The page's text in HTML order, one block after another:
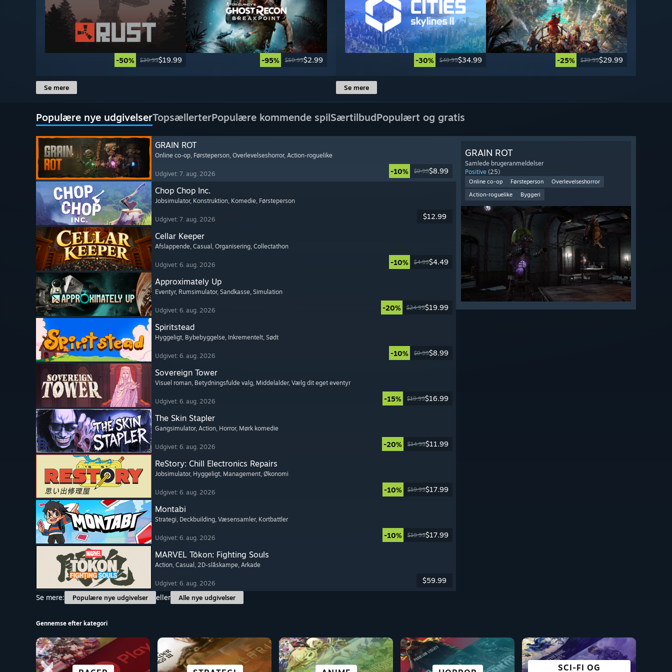
-50% $39.99$19.99 -95% $59.99$2.99
Se mere
-30% $49.99$34.99 -25% $39.99$29.99
Se mere
Populære nye udgivelserTopsællerterPopulære kommende spilSærtilbudPopulært og gratis
GRAIN ROT
Online co-op, Førsteperson, Overlevelseshorror, Action-roguelike
Udgivet: 7. aug. 2026 -10% $9.99$8.99
Chop Chop Inc.
Jobsimulator, Konstruktion, Komedie, Førsteperson
Udgivet: 7. aug. 2026 $12.99
Cellar Keeper
Afslappende, Casual , Organisering, Collectathon
Udgivet: 6. aug. 2026 -10% $4.99$4.49
Approximately Up
Eventyr, Rumsimulator, Sandkasse, Simulation
Udgivet: 6. aug. 2026 -20% $24.99$19.99
Spiritstead
Hyggeligt, Bybebyggelse, Inkrementelt, Sødt
Udgivet: 6. aug. 2026 -10% $9.99$8.99
Sovereign Tower
Visuel roman, Betydningsfulde valg, Middelalder, Vælg dit eget eventyr
Udgivet: 6. aug. 2026 -15% $19.99$16.99
The Skin Stapler
Gangsimulator, Action, Horror, Mørk komedie
Udgivet: 6. aug. 2026 -20% $14.99$11.99
ReStory: Chill Electronics Repairs
Jobsimulator, Hyggeligt, Management, Økonomi
Udgivet: 6. aug. 2026 -10% $19.99$17.99
Montabi
Strategi, Deckbuilding, Væsensamler, Kortbattler
Udgivet: 6. aug. 2026 -10% $19.99$17.99
MARVEL Tōkon: Fighting Souls
Action, Casual , 2D-slåskampe, Arkade
Udgivet: 6. aug. 2026
$59.99
Se mere:
Populære nye udgivelser eller Alle nye udgivelser
GRAIN ROT
Samlede brugeranmeldelser
Positive (25)
Online co-op Førsteperson
Overlevelseshorror
Action-roguelike
Byggeri
Gennemse efter kategori
SCI-FI OG